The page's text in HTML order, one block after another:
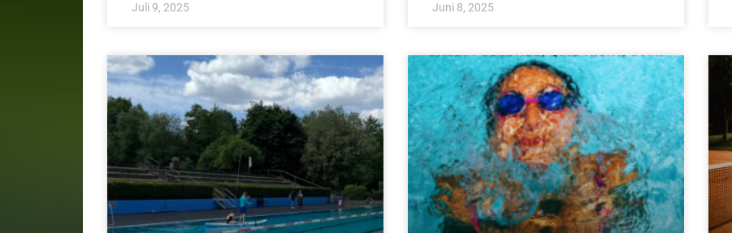
Juli 9, 2025 Juni 8, 2025